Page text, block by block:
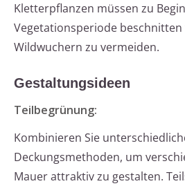
Kletterpflanzen müssen zu
Vegetationsperiode
Wildwuchern zu vermeiden.
Gestaltungsideen
Teilbegrünung:
Kombinieren Sie
Deckungsmethoden, um
Mauer attraktiv zu gestalten.